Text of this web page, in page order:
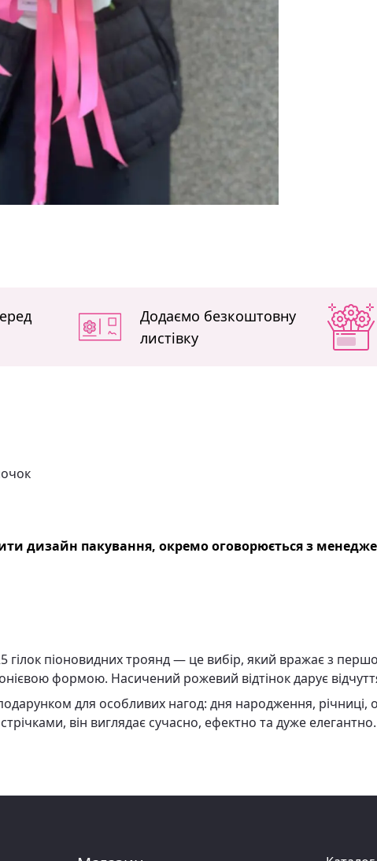
Додаємо безкоштовну
листівку
дизайн пакування, окремо оговорюється з
гілок піоновидних троянд — це вибір, який вражає з
формою. Насичений рожевий відтінок дарує
для особливих нагод: дня народження,
він виглядає сучасно, ефектно та дуже елегантно.